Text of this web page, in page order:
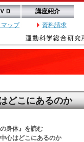
Ｄ
講座紹介
ップ
資料請求
どこにあるのか
の身体』を読む
心はどこにあるのか